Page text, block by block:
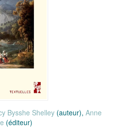
Bysshe Shelley(auteur), Anne
(éditeur)